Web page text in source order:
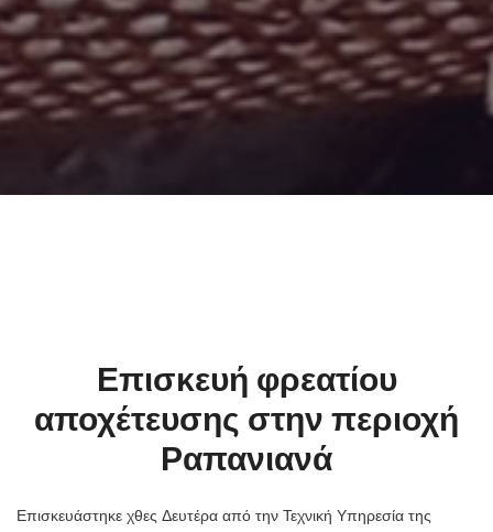
Επισκευή φρεατίου
αποχέτευσης στην περιοχή
Ραπανιανά
Επισκευάστηκε χθες Δευτέρα από την Τεχνική Υπηρεσία της